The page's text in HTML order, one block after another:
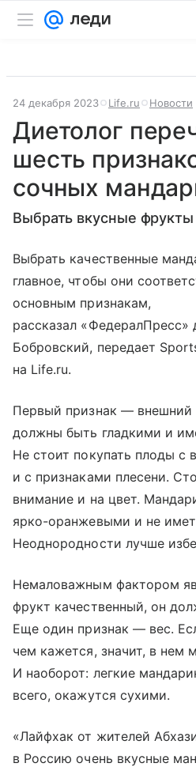
24 декабря 2023 Life.ru Новости
Диетолог
шесть
сочных
Выбрать вкусные фрукты
Выбрать качественные
главное, чтобы они
основным признакам,
рассказал «ФедералПресс»
Бобровский, передает
на Life.ru.
Первый признак —
должны быть гладкими и
Не стоит покупать плоды с
и с признаками плесени.
внимание и на цвет.
ярко-оранжевыми и не
Неоднородности лучше
Немаловажным фактором
фрукт качественный, он
Еще один признак — вес.
чем кажется, значит, в нем
И наоборот: легкие
всего, окажутся сухими.
«Лайфхак от жителей
в Россию очень вкусные